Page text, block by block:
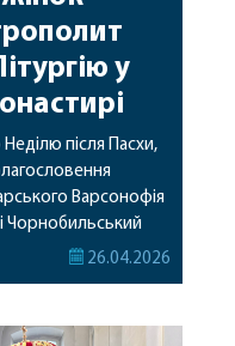
у
після Пасхи,
Варсонофія
Чорнобильський
у Свято-
Єнох
26.04.2026